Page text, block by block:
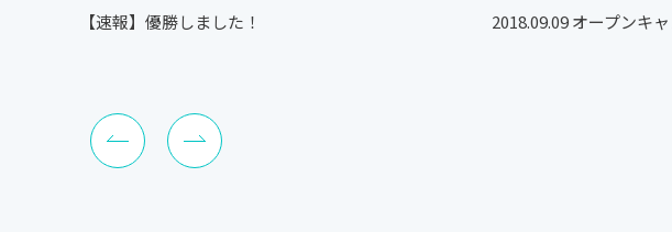
【速報】優勝しました！ 2018.09.09 オープン